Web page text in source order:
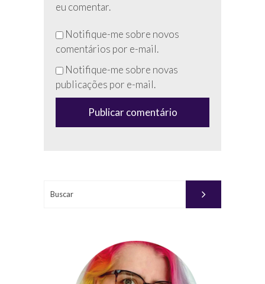
eu comentar.
Não
preencha
esse
campo
(anti-
Notifique-me sobre novos
comentários por e-mail.
Notifique-me sobre novas
publicações por e-mail.